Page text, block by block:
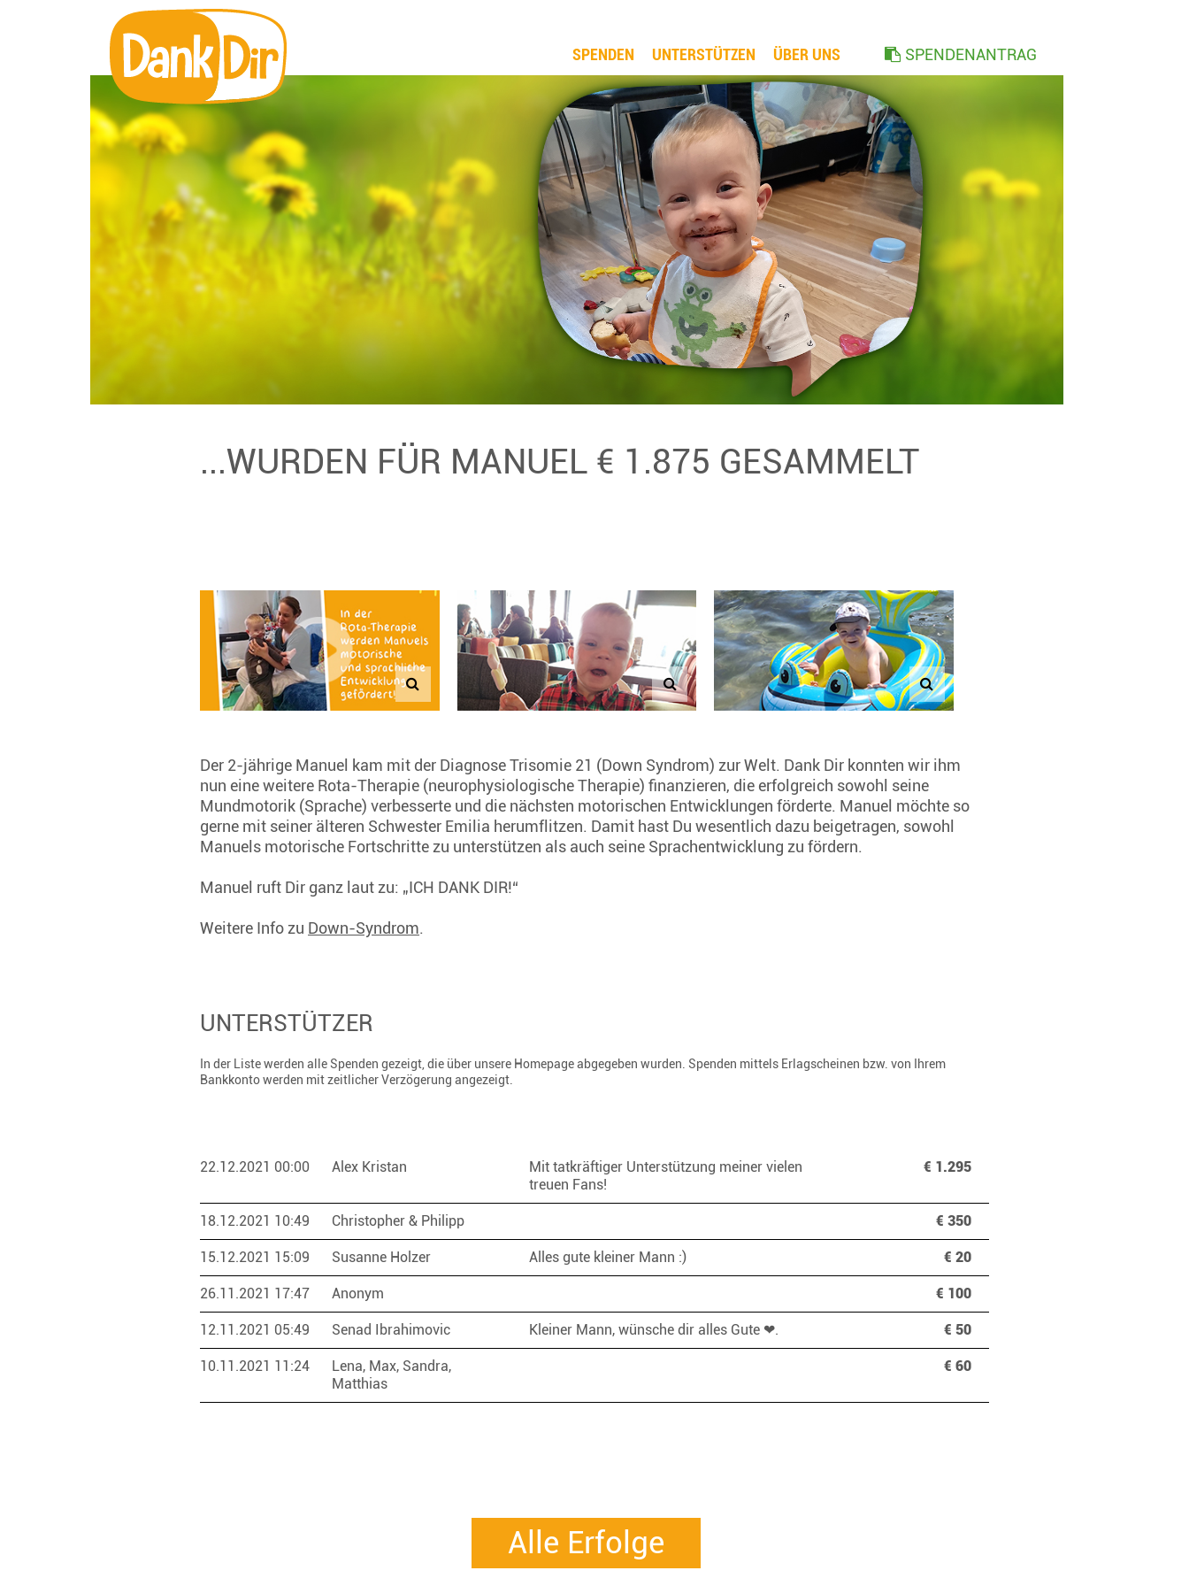
SPENDEN UNTERSTÜTZEN ÜBER UNS SPENDENANTRAG
...WURDEN FÜR MANUEL € 1.875 GESAMMELT
Der 2-jährige Manuel kam mit der Diagnose Trisomie 21 (Down Syndrom) zur Welt. Dank Dir konnten wir ihm
nun eine weitere Rota-Therapie (neurophysiologische Therapie) finanzieren, die erfolgreich sowohl seine
Mundmotorik (Sprache) verbesserte und die nächsten motorischen Entwicklungen förderte. Manuel möchte so
gerne mit seiner älteren Schwester Emilia herumflitzen. Damit hast Du wesentlich dazu beigetragen, sowohl
Manuels motorische Fortschritte zu unterstützen als auch seine Sprachentwicklung zu fördern.
Manuel ruft Dir ganz laut zu: „ICH DANK DIR!“
Weitere Info zu Down-Syndrom.
UNTERSTÜTZER
In der Liste werden alle Spenden gezeigt, die über unsere Homepage abgegeben wurden. Spenden mittels Erlagscheinen bzw. von Ihrem
Bankkonto werden mit zeitlicher Verzögerung angezeigt.
22.12.2021 00:00 Alex Kristan € 1.295
Mit tatkräftiger Unterstützung meiner vielen
treuen Fans!
18.12.2021 10:49 Christopher & Philipp € 350
15.12.2021 15:09 Susanne Holzer € 20
Alles gute kleiner Mann :)
26.11.2021 17:47 Anonym € 100
12.11.2021 05:49 Senad Ibrahimovic € 50
Kleiner Mann, wünsche dir alles Gute ❤.
10.11.2021 11:24
Lena, Max, Sandra,
Matthias
€ 60
Alle Erfolge